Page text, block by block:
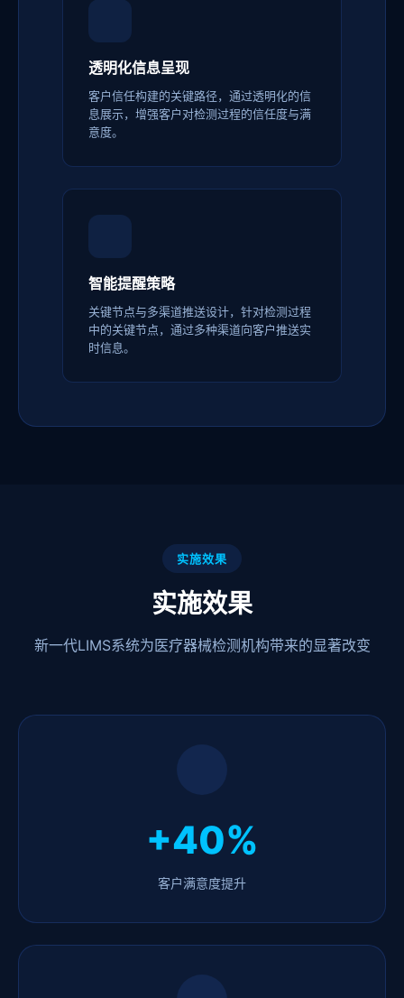
透明化信息呈现
客户信任构建的关键路径，通过透明化的信
息展示，增强客户对检测过程的信任度与满
意度。
智能提醒策略
关键节点与多渠道推送设计，针对检测过程
中的关键节点，通过多种渠道向客户推送实
时信息。
实施效果
实施效果
新一代LIMS系统为医疗器械检测机构带来的显著改变
+40%
客户满意度提升